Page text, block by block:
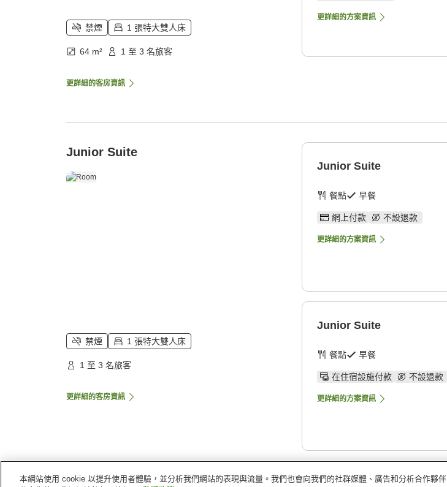
禁煙 1 張特大雙人床
64 m² 1 至 3 名旅客
更詳細的客房資訊
更詳細的方案資訊
Junior Suite
禁煙 1 張特大雙人床
1 至 3 名旅客
更詳細的客房資訊
Junior Suite
餐點 早餐
網上付款 不設退款
更詳細的方案資訊
Junior Suite
餐點 早餐
在住宿設施付款 不設退款
更詳細的方案資訊
本網站使用 cookie 以提升使用者體驗，並分析我們網站的表現與流量。我們也會向我們的社群媒體、廣告和分析合作夥伴